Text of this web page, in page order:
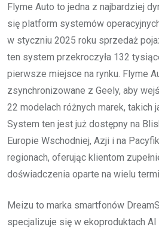
Flyme Auto to jedna z najbardziej
się platform systemów
w styczniu 2025 roku sprzedaż
ten system przekroczyła 132
pierwsze miejsce na rynku. Flyme
zsynchronizowane z Geely, aby
22 modelach różnych marek, takich
System ten jest już dostępny na
Europie Wschodniej, Azji i na
regionach, oferując klientom
doświadczenia oparte na wielu
Meizu to marka smartfonów
specjalizuje się w ekoproduktach